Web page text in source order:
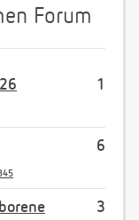
Forum
1
6
3